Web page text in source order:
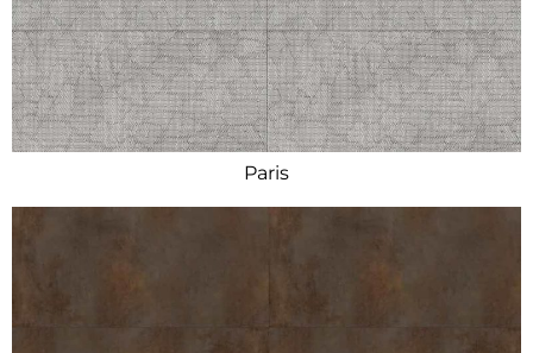
Paris